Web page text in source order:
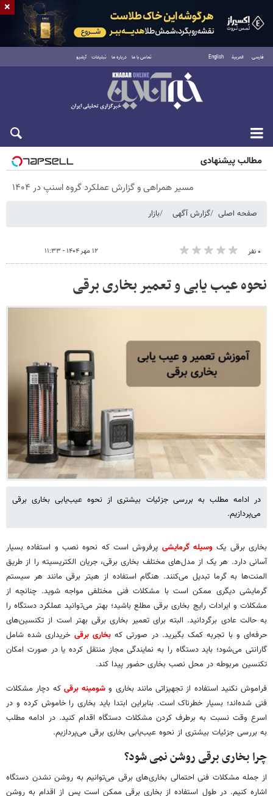
فارسی العربية English تماس با ما درباره ما تبلیغات آرشیو
پنجشنبه ۱۵ مرداد ۱۴۰۵
مطالب پیشنهادی
مسیر همراهی و گزارش عملکرد گروه اسنپ در ۱۴۰۴
صفحه اصلی گزارش آگهی بازار
۰ نفر ۱۲ مهر ۱۴۰۴ - ۱۱:۳۳
نحوه عیب یابی و تعمیر بخاری برقی
در ادامه مطلب به بررسی جزئیات بیشتری از نحوه عیب‌یابی بخاری برقی
می‌پردازیم.
بخاری برقی یک وسیله گرمایشی پرفروش است که نحوه نصب و استفاده بسیار
آسانی دارد. هر یک از مدل‌های مختلف بخاری برقی، جریان الکتریسیته را از طریق
المنت‌ها به گرما تبدیل می‌کنند. هنگام استفاده از هیتر برقی مانند هر سیستم
گرمایشی دیگری ممکن است با مشکلات فنی مختلفی مواجه شوید. چنانچه از
مشکلات و ایرادات رایج بخاری برقی مطلع باشید؛ بهتر می‌توانید عملکرد دستگاه را
به حالت عادی برگردانید. البته برای تعمیر بخاری برقی بهتر است از تکنسین‌های
حرفه‌ای و با تجربه کمک بگیرید. در صورتی کهبخاری برقی خریداری شده شامل
گارانتی می‌شود؛ باید دستگاه را به نمایندگی مجاز منتقل کرده یا در صورت امکان
تکنسین مربوطه در محل نصب بخاری حضور پیدا کند.
فراموش نکنید استفاده از تجهیزاتی مانند بخاری و شومینه برقی که دچار مشکلات
فنی شده‌اند؛ بسیار خطرناک است. بنابراین ابتدا باید بخاری را خاموش کرده و در
اسرع وقت نسبت به برطرف کردن مشکلات دستگاه اقدام کنید. در ادامه مطلب
به بررسی جزئیات بیشتری از نحوه عیب‌یابی بخاری برقی می‌پردازیم.
چرا بخاری برقی روشن نمی ‌شود؟
از جمله مشکلات فنی احتمالی بخاری‌های برقی می‌توانیم به روشن نشدن دستگاه
اشاره کنیم. در طول استفاده از بخاری برقی ممکن است پس از اقدام به روشن
×